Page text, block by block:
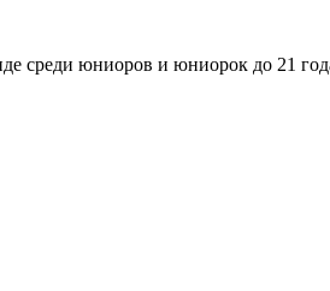
юниоров и юниорок до 21